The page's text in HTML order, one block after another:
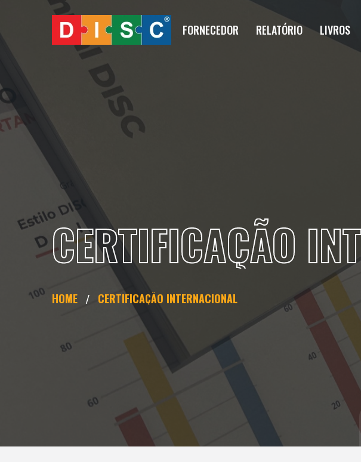
FORNECEDOR RELATÓRIO LIVROS
CERTIFICAÇÃO
HOME CERTIFICAÇÃO INTERNACIONAL